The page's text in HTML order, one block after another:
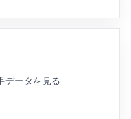
データを見る